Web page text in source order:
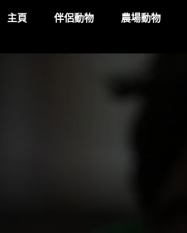
主頁 伴侶動物 農場動物